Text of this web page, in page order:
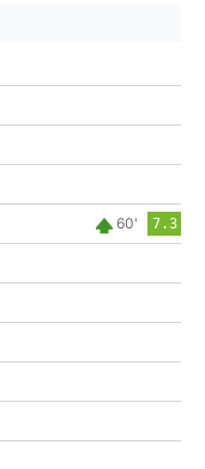
60' 7.3